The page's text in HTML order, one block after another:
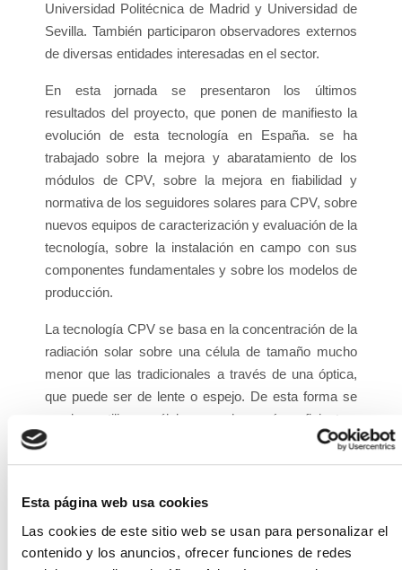
Esta página web usa cookies
Las cookies de este sitio web se usan para personalizar el
contenido y los anuncios, ofrecer funciones de redes
Universidad Politécnica de Madrid y Universidad de
Sevilla. También participaron observadores externos
de diversas entidades interesadas en el sector.
En esta jornada se presentaron los últimos
resultados del proyecto, que ponen de manifiesto la
evolución de esta tecnología en España. se ha
trabajado sobre la mejora y abaratamiento de los
módulos de CPV, sobre la mejora en fiabilidad y
normativa de los seguidores solares para CPV, sobre
nuevos equipos de caracterización y evaluación de la
tecnología, sobre la instalación en campo con sus
componentes fundamentales y sobre los modelos de
producción.
La tecnología CPV se basa en la concentración de la
radiación solar sobre una célula de tamaño mucho
menor que las tradicionales a través de una óptica,
que puede ser de lente o espejo. De esta forma se
pueden utilizar células mucho más eficientes,
aumentando el rendimiento general del sistema. Las
instalaciones fotovoltaicas basadas en esta nueva
que las tradicionales se ubican en zonas con el nivel
de irradiación adecuado. Además tienen entre sus
ventajas que no necesitan agua para su